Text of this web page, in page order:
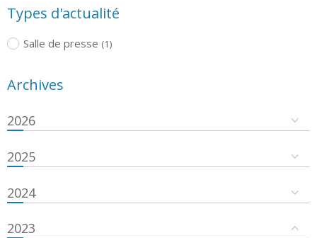
Types d'actualité
Salle de presse (1)
Archives
2026
2025
2024
2023